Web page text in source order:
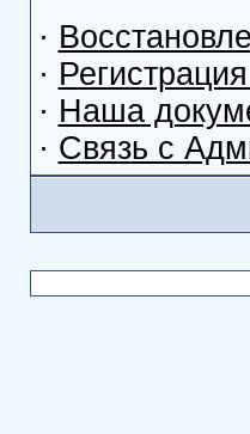
·
·
· Наша
· Связь с